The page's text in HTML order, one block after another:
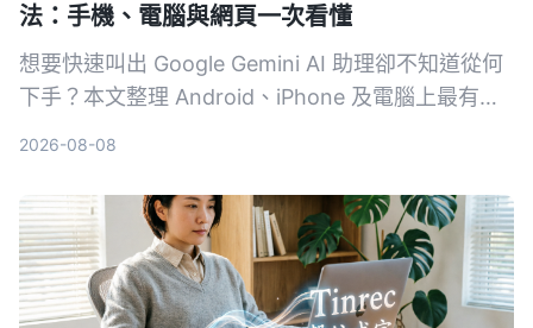
法：手機、電腦與網頁一次看懂
想要快速叫出 Google Gemini AI 助理卻不知道從何
下手？本文整理 Android、iPhone 及電腦上最有效
2026-08-08